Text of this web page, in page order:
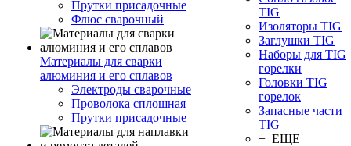
Прутки присадочные
Флюс сварочный
Материалы для сварки
алюминия и его сплавов
Электроды сварочные
Проволока сплошная
Прутки присадочные
TIG
Изоляторы TIG
Заглушки TIG
Наборы для TIG
горелки
Головки TIG
горелок
Запасные части
TIG
+ ЕЩЕ